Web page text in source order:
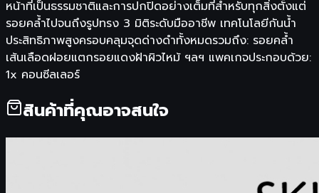
หน้าที่เป็นธรรมชาติและการปกปิดอย่างเต็มที่สำหรับทุกสิ่งตั้งแต่
รอยคล้ำไปจนถึงรูปทรง 3 มิติระดับมืออาชีพ เทคโนโลยีกันน้ำ
ประสิทธิภาพสูงครอบคลุมจุดด่างดำทั้งหมดรวมถึง: รอยคล้ำ
เส้นเลือดฝอยแตกรอยแดงฝ้าผิวไหม้ ฯลฯ แพคเกจประกอบด้วย:
1x คอนซีลเลอร์
สินค้าที่คุณอาจสนใจ